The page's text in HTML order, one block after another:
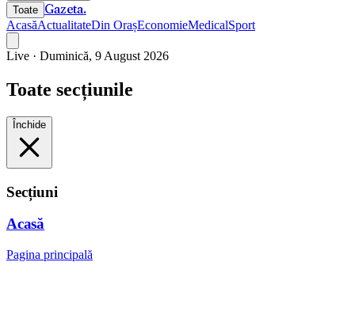
Toate Gazeta.
AcasăActualitateDin OrașEconomieMedicalSport
Live · Duminică, 9 August 2026
Toate secțiunile
Închide
Secțiuni
Acasă
Pagina principală